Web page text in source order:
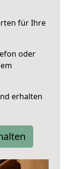
für Ihre
oder
erhalten